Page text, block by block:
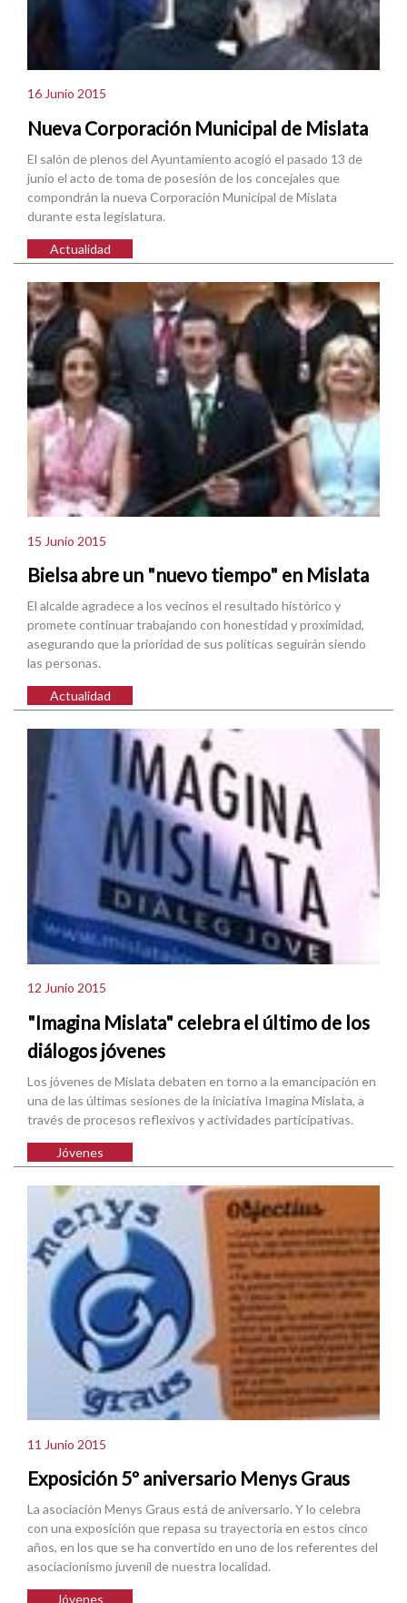
16 Junio 2015
Nueva Corporación Municipal de Mislata
El salón de plenos del Ayuntamiento acogió el pasado 13 de
junio el acto de toma de posesión de los concejales que
compondrán la nueva Corporación Municipal de Mislata
durante esta legislatura.
Actualidad
15 Junio 2015
Bielsa abre un "nuevo tiempo" en Mislata
El alcalde agradece a los vecinos el resultado histórico y
promete continuar trabajando con honestidad y proximidad,
asegurando que la prioridad de sus políticas seguirán siendo
las personas.
Actualidad
12 Junio 2015
"Imagina Mislata" celebra el último de los
diálogos jóvenes
Los jóvenes de Mislata debaten en torno a la emancipación en
una de las últimas sesiones de la iniciativa Imagina Mislata, a
través de procesos reflexivos y actividades participativas.
Jóvenes
11 Junio 2015
Exposición 5º aniversario Menys Graus
La asociación Menys Graus está de aniversario. Y lo celebra
con una exposición que repasa su trayectoria en estos cinco
años, en los que se ha convertido en uno de los referentes del
asociacionismo juvenil de nuestra localidad.
Jóvenes